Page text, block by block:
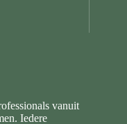
vanuit
Iedere